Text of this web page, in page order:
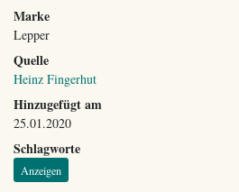
Marke
Lepper
Quelle
Heinz Fingerhut
Hinzugefügt am
25.01.2020
Schlagworte
Anzeigen